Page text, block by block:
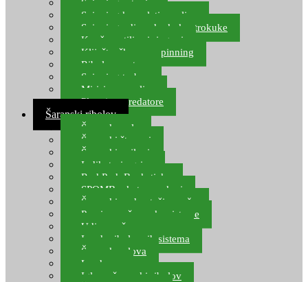
Spinning setovi
Spinning kompleti varalica
Spinning udice, dvokuke, trokuke
Kopče, vrtilice i ringovi
Kliješta, škare za spinning
Ribolov pastrve
Spinning torbe
Mirisi za varalice
Plovci za predatore
Šaranski ribolov
Šaranske role
Šaranski štapovi
Šaranski najloni
Indikatori ugriza
Rod Pod, Banksticks
SPOMB rakete, markeri
Šaranski podmetači, mreže
Pernice za šaranske sisteme
Udice za šarana, amura
Izrada ribolovnih sistema
Šaranska olova
Leadcore
Igle za šaranski ribolov